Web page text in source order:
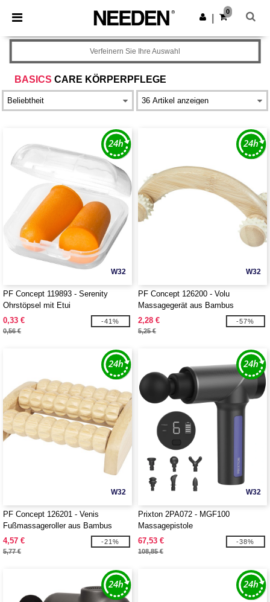
× Needen App
Bessere Preise in der App!
App holen
0
BASICS CARE KÖRPERPFLEGE
Verfeinern Sie Ihre Auswahl
W32
PF Concept 119893 - Serenity
Ohrstöpsel mit Etui
0,33 €
0,56 €
-41%
W32
PF Concept 126200 - Volu
Massagegerät aus Bambus
2,28 €
5,25 €
-57%
W32
PF Concept 126201 - Venis
Fußmassageroller aus Bambus
4,57 €
5,77 €
-21%
W32
Prixton 2PA072 - MGF100
Massagepistole
67,53 €
108,85 €
-38%